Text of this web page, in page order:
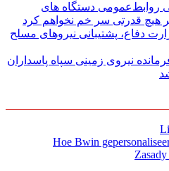
روابط‌عمومی دستگاه های
هیچ قدرتی سر خم نخواهم کرد
دفاع، پشتیبانی نیرو‌های مسلح
نیروی زمینی سپاه پاسداران
Hoe Bwin